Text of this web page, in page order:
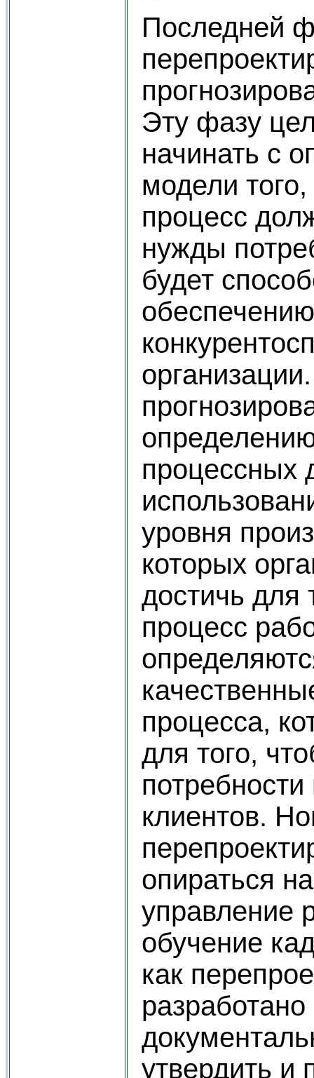
Последней
Эту фазу
начинать с
модели
процесс
нужды
будет
обеспечению
процессных
уровня
которых
достичь для
процесс
процесса,
для того,
клиентов.
опираться
управление
обучение
как
утвердить и